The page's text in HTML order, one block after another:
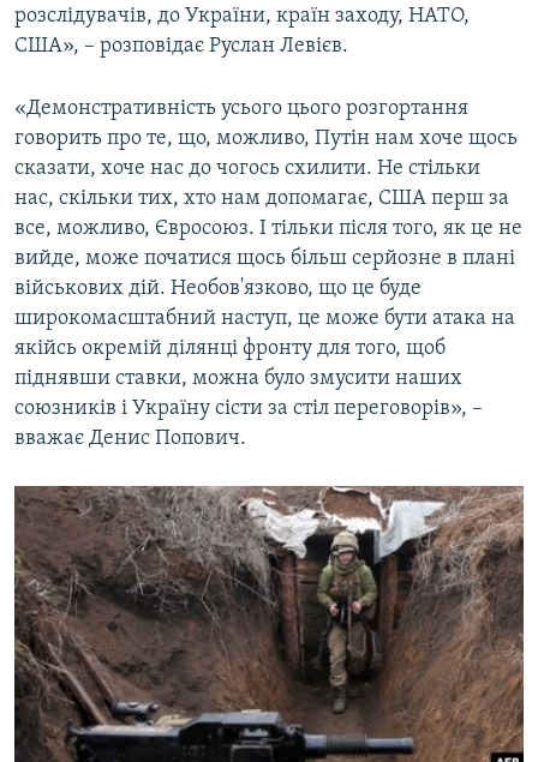
розслідувачів, до України, країн заходу, НАТО,
США», – розповідає Руслан Левієв.
«Демонстративність усього цього розгортання
говорить про те, що, можливо, Путін нам хоче щось
сказати, хоче нас до чогось схилити. Не стільки
нас, скільки тих, хто нам допомагає, США перш за
все, можливо, Євросоюз. І тільки після того, як це не
вийде, може початися щось більш серйозне в плані
військових дій. Необов'язково, що це буде
широкомасштабний наступ, це може бути атака на
якійсь окремій ділянці фронту для того, щоб
піднявши ставки, можна було змусити наших
союзників і Україну сісти за стіл переговорів», –
вважає Денис Попович.